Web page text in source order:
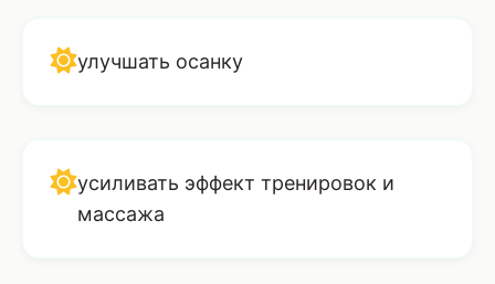
улучшать осанку
усиливать эффект тренировок и
массажа